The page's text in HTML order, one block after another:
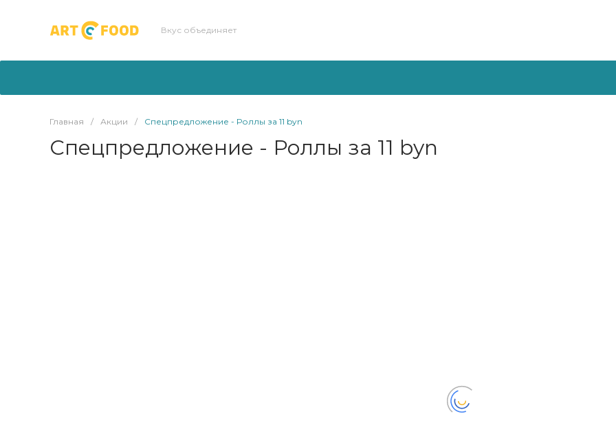
Вкус объединяет
Главная / Акции / Спецпредложение - Роллы за 11 byn
Спецпредложение - Роллы за 11 byn